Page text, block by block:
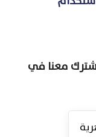
معنا في